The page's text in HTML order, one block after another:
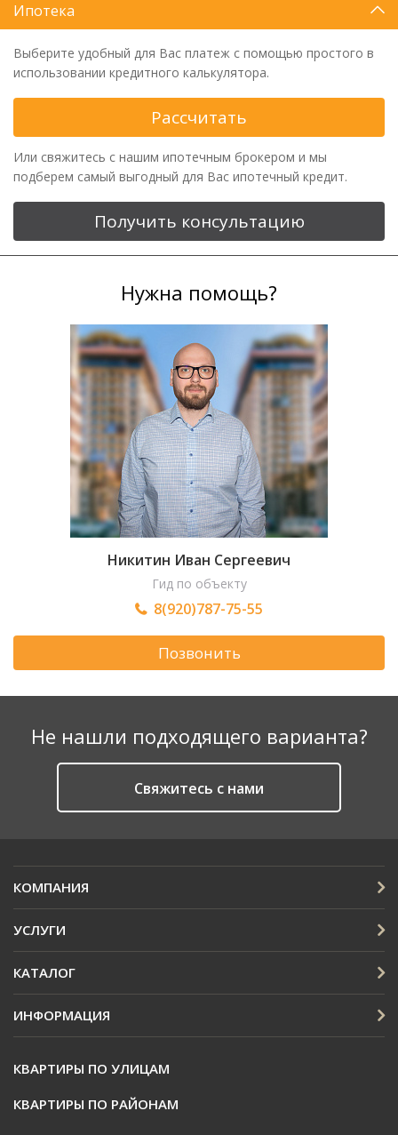
Ипотека
Выберите удобный для Вас платеж с помощью простого в
использовании кредитного калькулятора.
Рассчитать
Или свяжитесь с нашим ипотечным брокером и мы
подберем самый выгодный для Вас ипотечный кредит.
Получить консультацию
Нужна помощь?
Никитин Иван Сергеевич
Гид по объекту
8(920)787-75-55
Позвонить
Не нашли подходящего варианта?
Cвяжитесь с нами
КОМПАНИЯ
УСЛУГИ
КАТАЛОГ
ИНФОРМАЦИЯ
КВАРТИРЫ ПО УЛИЦАМ
КВАРТИРЫ ПО РАЙОНАМ